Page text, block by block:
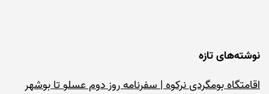
نوشته‌های تازه
اقامتگاه بومگردی نرکوه | سفرنامه روز دوم عسلو تا بوشهر